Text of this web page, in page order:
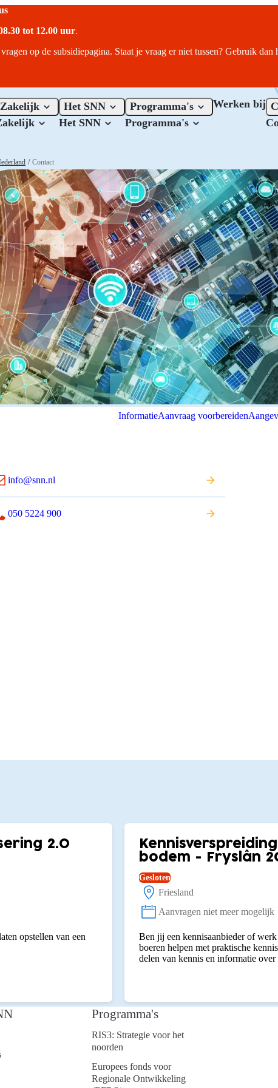
tot 12.00 uur.
op de subsidiepagina. Staat je vraag er niet tussen? Gebruik
Zakelijk
Het SNN
Het SNN
Programma's
Programma's
Werken bij
/ Contact
InformatieAanvraag voorbereiden
info@snn.nl
050 5224 900
2.0
opstellen van een
bodem - Fryslân
Gesloten
Locatie:
Friesland
Status:
Aanvragen niet meer mogelijk
Ben jij een kennisaanbieder of
boeren helpen met praktische
delen van kennis en informatie
Programma's
RIS3: Strategie voor het
noorden
Europees fonds voor
Regionale Ontwikkeling